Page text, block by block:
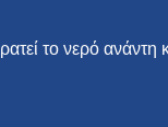
το νερό ανάντη